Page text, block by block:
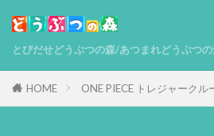
とびだせどうぶつの森/あつまれどうぶつ
HOME ONE PIECE トレジャーク